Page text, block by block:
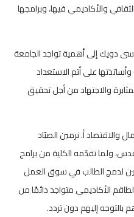
والأكاديمي فيها، وبرامجها
دويك إلى أهمية تواجد الجامعة
على أتم الاستعداد
والاجتهاد من أجل تحقيق
والاقتصاد أ. نرمين الصيّاد
ولما تقدّمه الكلية من برامج
لدمج الطالب في سوق العمل
الأكاديمي متواجد دائمًا من
بالتوجه إليهم دون تردد.